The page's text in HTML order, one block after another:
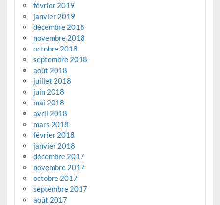
février 2019
janvier 2019
décembre 2018
novembre 2018
octobre 2018
septembre 2018
août 2018
juillet 2018
juin 2018
mai 2018
avril 2018
mars 2018
février 2018
janvier 2018
décembre 2017
novembre 2017
octobre 2017
septembre 2017
août 2017